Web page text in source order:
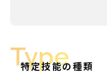
特定技能の種類
Type